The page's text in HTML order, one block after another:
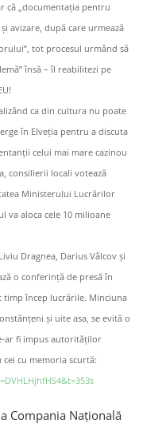
că „documentația pentru
avizare, după care urmează
tot procesul urmând să
însă – îl reabilitezi pe
ca din cultura nu poate
în Elveția pentru a discuta
celui mai mare cazinou
consilierii locali votează
Ministerului Lucrărilor
va aloca cele 10 milioane
Dragnea, Darius Vâlcov și
o conferință de presă în
timp încep lucrările. Minciuna
și uite asa, se evită o
ar fi impus autorităților
cu memoria scurtă:
Compania Națională